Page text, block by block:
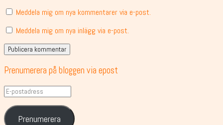
Meddela mig om nya kommentarer via e-post.
Meddela mig om nya inlägg via e-post.
Prenumerera på bloggen via epost
E-
Prenumerera